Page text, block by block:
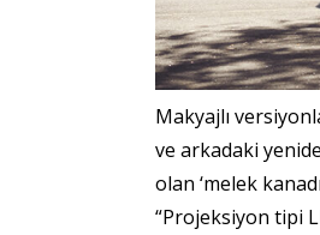
Makyajlı
ve arkadaki
olan ‘melek
“Projeksiyon tipi